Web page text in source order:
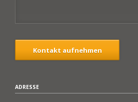
Kontakt aufnehmen
ADRESSE